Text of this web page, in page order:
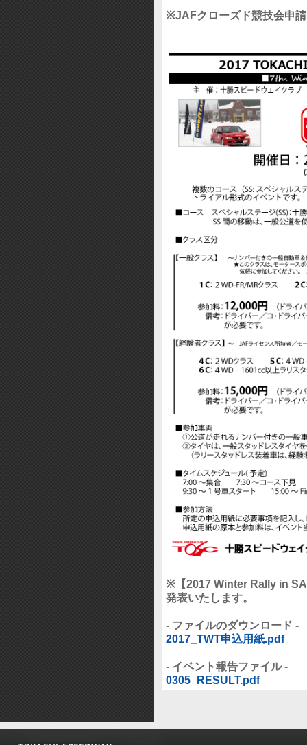
※JAFクローズド競技会申
※ 【2017 Winter Rally in
発表いたします。
- ファイルのダウンロード -
2017_TWT申込用紙.pdf
- イベント報告ファイル -
0305_RESULT.pdf